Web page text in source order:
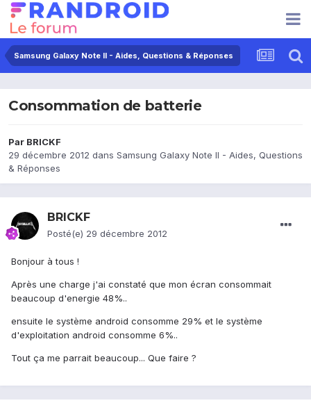
Samsung Galaxy Note II - Aides, Questions & Réponses
Consommation de batterie
Par BRICKF
29 décembre 2012 dans Samsung Galaxy Note II - Aides, Questions
& Réponses
BRICKF
Posté(e) 29 décembre 2012
Bonjour à tous !
Après une charge j'ai constaté que mon écran consommait
beaucoup d'energie 48%..
ensuite le système android consomme 29% et le système
d'exploitation android consomme 6%..
Tout ça me parrait beaucoup... Que faire ?